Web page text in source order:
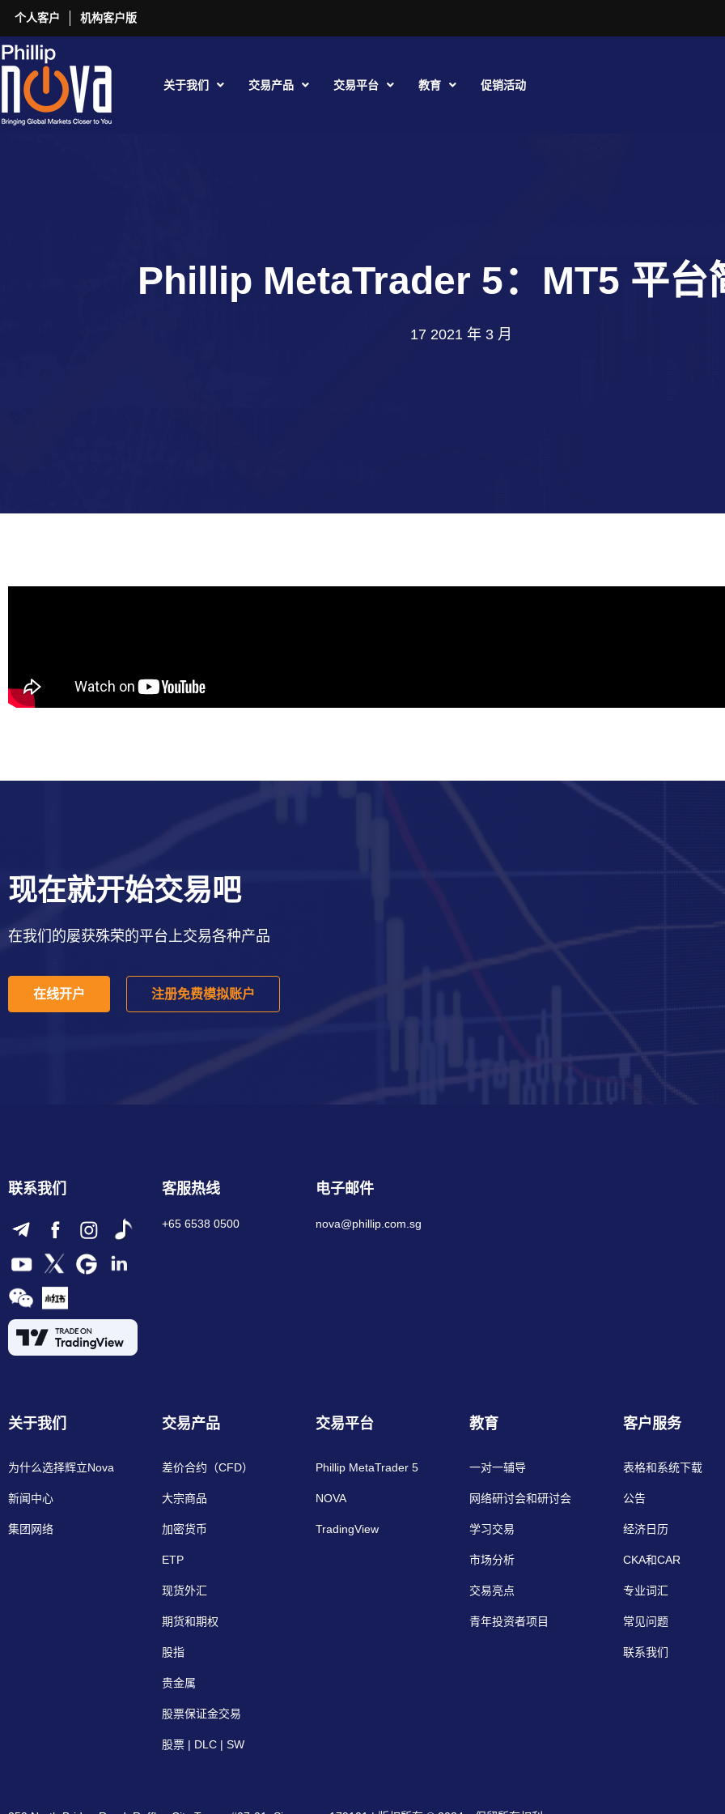
个人客户 机构客户版
关于我们 交易产品 交易平台 教育 促销活动
Phillip MetaTrader 5：MT5 平台
17 2021 年 3 月
现在就开始交易吧
在我们的屡获殊荣的平台上交易各种产品
在线开户 注册免费模拟账户
联系我们 客服热线
+65 6538 0500
电子邮件
nova@phillip.com.sg
关于我们
为什么选择辉立Nova
新闻中心
集团网络
交易产品
差价合约（CFD）
大宗商品
加密货币
ETP
现货外汇
期货和期权
股指
贵金属
股票保证金交易
股票 | DLC | SW
交易平台
Phillip MetaTrader 5
NOVA
TradingView
教育
一对一辅导
网络研讨会和研讨会
学习交易
市场分析
交易亮点
青年投资者项目
客户服务
表格和系统下载
公告
经济日历
CKA和CAR
专业词汇
常见问题
联系我们